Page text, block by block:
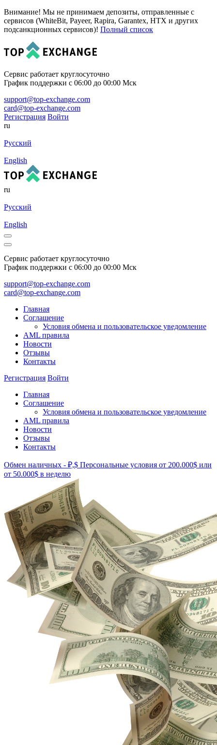
Внимание! Мы не принимаем депозиты, отправленные с
сервисов (WhiteBit, Payeer, Rapira, Garantex, HTX и других
подсанкционных сервисов)! Полный список
Сервис работает круглосуточно
График поддержки с 06:00 до 00:00 Мск
support@top-exchange.com
card@top-exchange.com
Регистрация Войти
ru
Русский
English
ru
Русский
English
Сервис работает круглосуточно
График поддержки с 06:00 до 00:00 Мск
support@top-exchange.com
card@top-exchange.com
Главная
Соглашение
Условия обмена и пользовательское уведомление
AML правила
Новости
Отзывы
Контакты
Регистрация Войти
Главная
Соглашение
Условия обмена и пользовательское уведомление
AML правила
Новости
Отзывы
Контакты
Обмен наличных - ₽,$ Персональные условия от 200.000$ или
от 50.000$ в неделю